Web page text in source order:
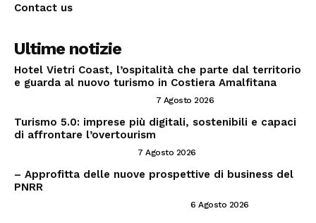
Contact us
Ultime notizie
Hotel Vietri Coast, l’ospitalità che parte dal territorio
e guarda al nuovo turismo in Costiera Amalfitana
7 Agosto 2026
Turismo 5.0: imprese più digitali, sostenibili e capaci
di affrontare l’overtourism
7 Agosto 2026
– Approfitta delle nuove prospettive di business del
PNRR
6 Agosto 2026